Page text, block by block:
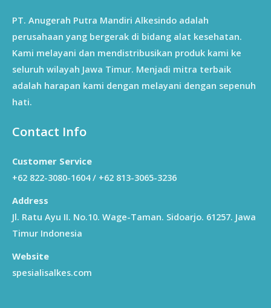
PT. Anugerah Putra Mandiri Alkesindo adalah
perusahaan yang bergerak di bidang alat kesehatan.
Kami melayani dan mendistribusikan produk kami ke
seluruh wilayah Jawa Timur. Menjadi mitra terbaik
adalah harapan kami dengan melayani dengan sepenuh
hati.
Contact Info
Customer Service
+62 822-3080-1604 / +62 813-3065-3236
Address
Jl. Ratu Ayu II. No.10. Wage-Taman. Sidoarjo. 61257. Jawa
Timur Indonesia
Website
spesialisalkes.com